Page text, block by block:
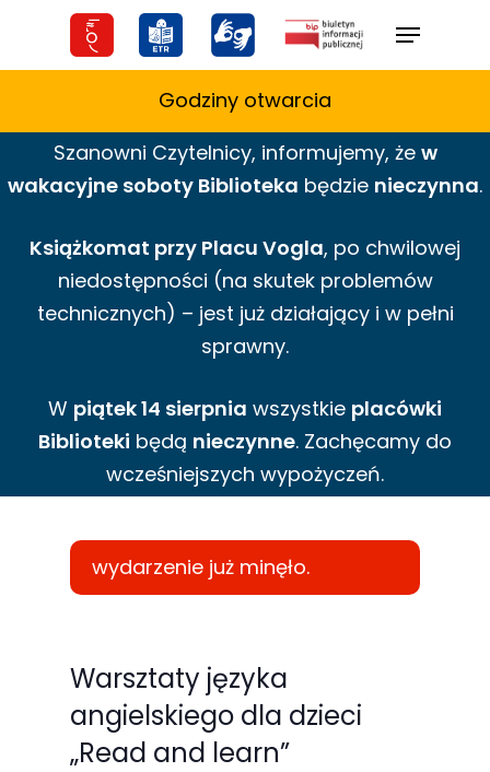
Menu
Godziny otwarcia
Szanowni Czytelnicy, informujemy, że w
wakacyjne soboty Biblioteka będzie nieczynna.
Książkomat przy Placu Vogla, po chwilowej
niedostępności (na skutek problemów
technicznych) – jest już działający i w pełni
sprawny.
W piątek 14 sierpnia wszystkie placówki
Biblioteki będą nieczynne. Zachęcamy do
wcześniejszych wypożyczeń.
wydarzenie już minęło.
Warsztaty języka
angielskiego dla dzieci
„Read and learn”
Te pliki cookie
nie są
opcjonalne. Są
one potrzebne